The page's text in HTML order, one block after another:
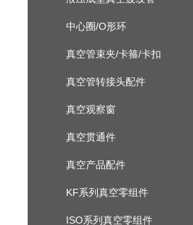
中心圈/O形环
真空管束夹/卡箍/卡扣
真空管转接头配件
真空观察窗
真空贯通件
真空产品配件
KF系列真空零组件
ISO系列真空零组件